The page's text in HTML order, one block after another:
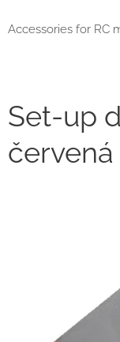
Accessories for RC
Set-up
červená